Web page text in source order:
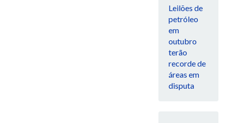
Leilões de
petróleo
em
outubro
terão
recorde de
áreas em
disputa